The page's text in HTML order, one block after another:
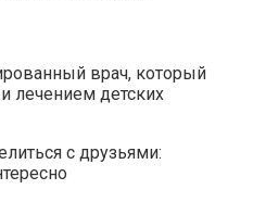
врач, который
лечением детских
с друзьями: